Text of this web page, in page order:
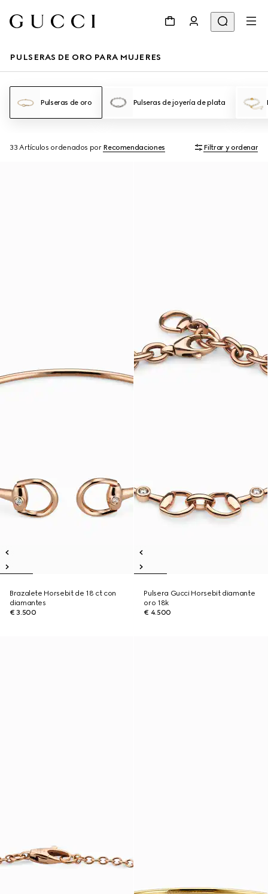
PULSERAS DE ORO PARA MUJERES
Pulseras de oro Pulseras de joyería de plata
33 Artículos ordenados por Recomendaciones Filtrar y ordenar
Brazalete Horsebit de 18 ct con
diamantes
€ 3.500
Pulsera Gucci Horsebit diamante
oro 18k
€ 4.500